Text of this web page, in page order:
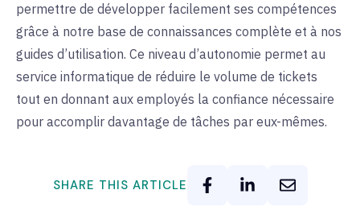
permettre de développer facilement ses compétences
grâce à notre base de connaissances complète et à nos
guides d’utilisation. Ce niveau d’autonomie permet au
service informatique de réduire le volume de tickets
tout en donnant aux employés la confiance nécessaire
pour accomplir davantage de tâches par eux-mêmes.
SHARE THIS ARTICLE